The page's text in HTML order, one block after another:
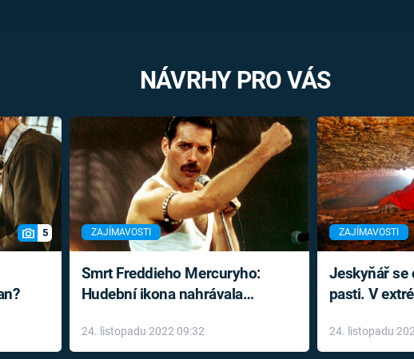
NÁVRHY PRO VÁS
5 ZAJÍMAVOSTI
Smrt Freddieho Mercuryho:
Hudební ikona nahrávala
léky
24. listopadu 2022 09:32
ZAJÍMAVOSTI
Jeskyňář se
pasti. V
24. listopadu